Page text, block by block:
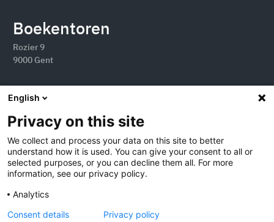
Boekentoren
Rozier 9
9000 Gent
English
Privacy on this site
We collect and process your data on this site to better
understand how it is used. You can give your consent to all or
selected purposes, or you can decline them all. For more
information, see our privacy policy.
Analytics
Consent details
Privacy policy